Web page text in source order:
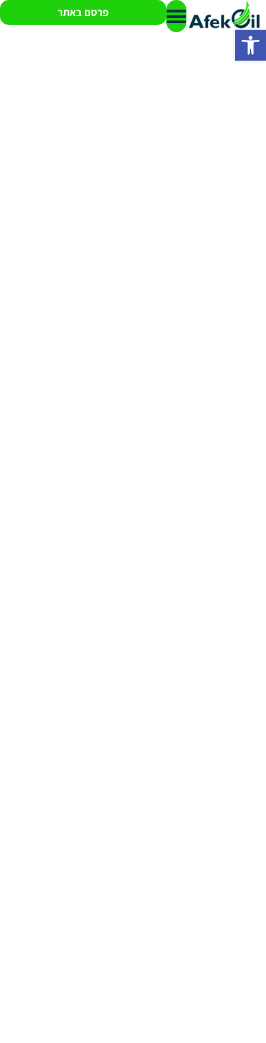
פתח סרגל נגישות
פרסם באתר